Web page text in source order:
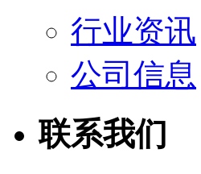
行业资讯
公司信息
联系我们